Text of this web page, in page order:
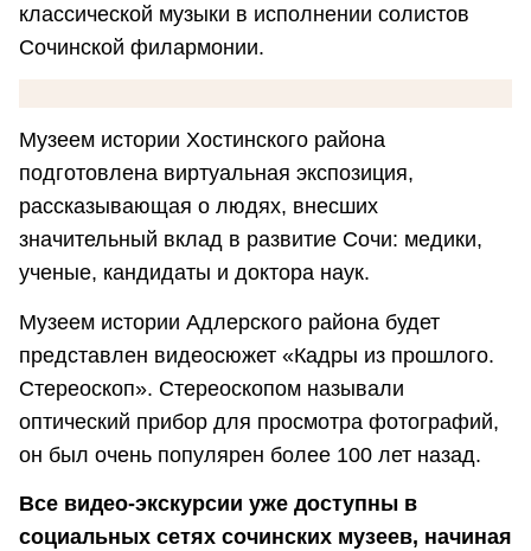
классической музыки в исполнении солистов
Сочинской филармонии.
Музеем истории Хостинского района
подготовлена виртуальная экспозиция,
рассказывающая о людях, внесших
значительный вклад в развитие Сочи: медики,
ученые, кандидаты и доктора наук. ⠀
Музеем истории Адлерского района будет
представлен видеосюжет «Кадры из прошлого.
Стереоскоп». Стереоскопом называли
оптический прибор для просмотра фотографий,
он был очень популярен более 100 лет назад.
Все видео-экскурсии уже доступны в
социальных сетях сочинских музеев, начиная